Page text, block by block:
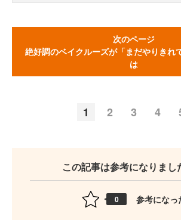
次のページ
絶好調のベイクルーズが「まだやりきれ
は
1 2 3 4
この記事は参考になりまし
0 参考になっ